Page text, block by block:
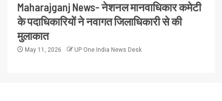
Maharajganj News- नेशनल मानवाधिकार कमेटी
के पदाधिकारियों ने नवागत जिलाधिकारी से की
मुलाकात
May 11, 2026 UP One India News Desk